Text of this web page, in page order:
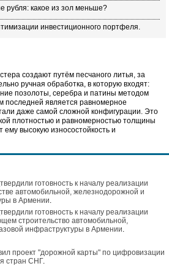
рубля: какое из зол меньше?
инвестиционного портфеля.
создают путём песчаного литья, за
ручная обработка, в которую входят:
позолоты, серебра и патины методом
последней является равномерное
даже самой сложной конфигурации. Это
плотностью и равномерностью толщины
ему высокую износостойкость и
готовность к началу реализации
автомобильной, железнодорожной и
в Армении.
готовность к началу реализации
строительство автомобильной,
инфраструктуры в Армении.
проект "дорожной карты" по цифровизации
стран СНГ.